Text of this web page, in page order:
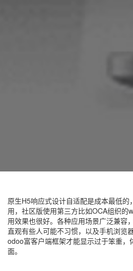
原生H5响应式设计自适配是成本最低的
用，社区版使用第三方比如OCA组织的
用效果也很好。各种应用场景广泛兼容
直观有些人可能不习惯，以及手机浏览
odoo富客户端框架才能显示过于笨重，
面。